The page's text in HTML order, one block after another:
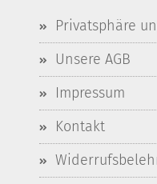
Privatsphäre
Unsere AGB
Impressum
Kontakt